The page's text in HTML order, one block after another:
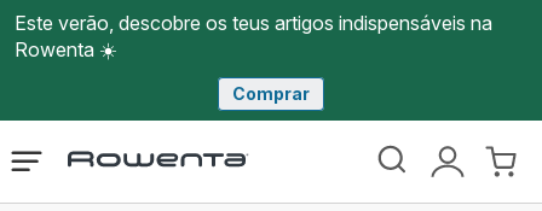
Este verão, descobre os teus artigos indispensáveis na
Rowenta ☀️
Comprar
Página
Rowenta
O
Abrir